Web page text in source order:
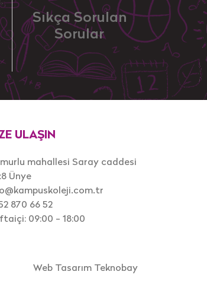
Sıkça Sorulan
Sorular
ULAŞIN
mahallesi Saray caddesi
Ünye
870 66 52
09:00 - 18:00
Web Tasarım Teknobay